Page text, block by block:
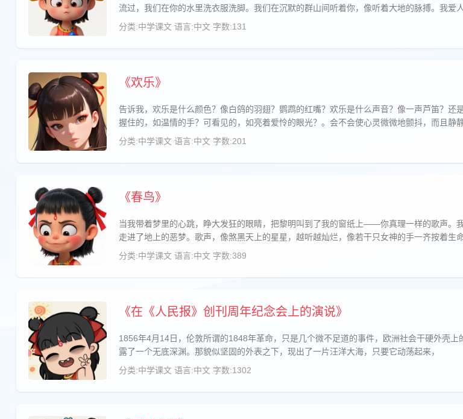
流过，我们在你的水里洗衣服洗脚。我们在沉默的群山间听着你，像听着大地的脉搏。我爱
分类:中学课文 语言:中文 字数:131
《欢乐》
告诉我，欢乐是什么颜色？像白鸽的羽翅？鹦鹉的红嘴？欢乐是什么声音？像一声芦笛？还
握住的，如温情的手？可看见的，如亮着爱怜的眼光？。会不会使心灵微微地颤抖，而且静
分类:中学课文 语言:中文 字数:201
《春鸟》
当我带着梦里的心跳，睁大发狂的眼睛，把黎明叫到了我的窗纸上——你真理一样的歌声。
走进了地上的恶梦。歌声，像煞黑天上的星星，越听越灿烂，像若干只女神的手一齐按着生
分类:中学课文 语言:中文 字数:389
《在《人民报》创刊周年纪念会上的演说》
1856年4月14日，伦敦所谓的1848年革命，只是几个微不足道的事件，欧洲社会干硬外壳
露了一个无底深渊。那貌似坚固的外表之下，现出了一片汪洋大海，只要它动荡起来，
分类:中学课文 语言:中文 字数:1302